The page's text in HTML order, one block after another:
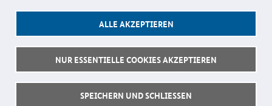
Follow us:
ALLE AKZEPTIEREN
NUR ESSENTIELLE COOKIES AKZEPTIEREN
SPEICHERN UND SCHLIESSEN